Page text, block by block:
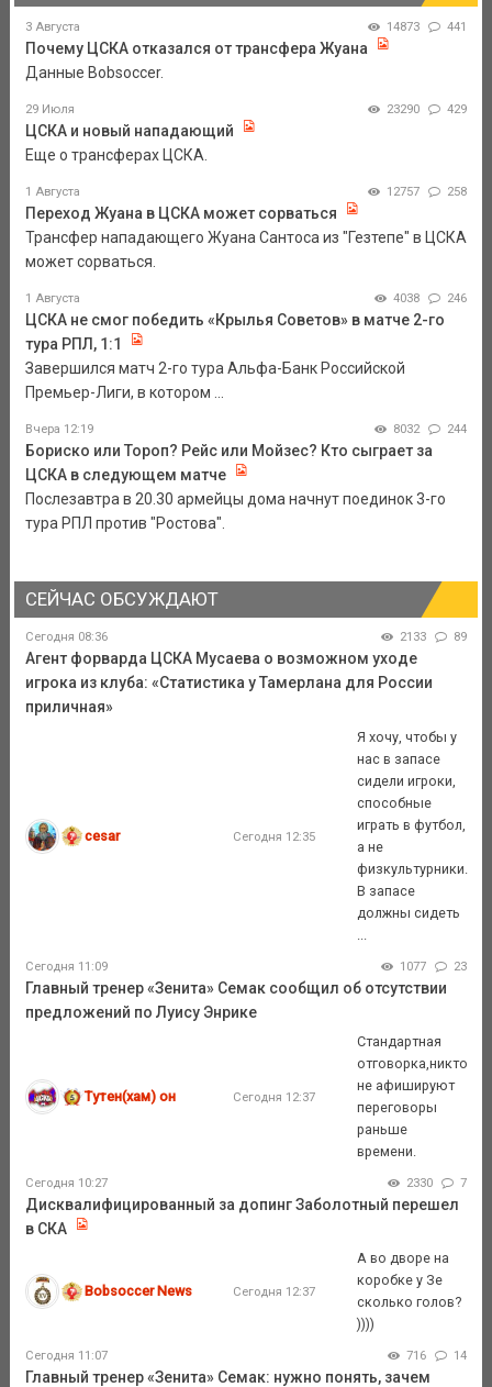
3 Августа 14873 441
Почему ЦСКА отказался от трансфера Жуана
Данные Bobsoccer.
29 Июля 23290 429
ЦСКА и новый нападающий
Еще о трансферах ЦСКА.
1 Августа 12757 258
Переход Жуана в ЦСКА может сорваться
Трансфер нападающего Жуана Сантоса из "Гезтепе" в ЦСКА
может сорваться.
1 Августа 4038 246
ЦСКА не смог победить «Крылья Советов» в матче 2-го
тура РПЛ, 1:1
Завершился матч 2-го тура Альфа-Банк Российской
Премьер-Лиги, в котором ...
Вчера 12:19 8032 244
Бориско или Тороп? Рейс или Мойзес? Кто сыграет за
ЦСКА в следующем матче
Послезавтра в 20.30 армейцы дома начнут поединок 3-го
тура РПЛ против "Ростова".
СЕЙЧАС ОБСУЖДАЮТ
Сегодня 08:36 2133 89
Агент форварда ЦСКА Мусаева о возможном уходе
игрока из клуба: «Статистика у Тамерлана для России
приличная»
cesar Сегодня 12:35
Я хочу, чтобы у
нас в запасе
сидели игроки,
способные
играть в футбол,
а не
физкультурники.
В запасе
должны сидеть
Сегодня 11:09 1077 23
Главный тренер «Зенита» Семак сообщил об отсутствии
предложений по Луису Энрике
Тутен(хам) он Сегодня 12:37
Стандартная
отговорка,никто
не афишируют
переговоры
раньше
времени.
Сегодня 10:27 2330 7
Дисквалифицированный за допинг Заболотный перешел
в СКА
Bobsoccer News Сегодня 12:37
А во дворе на
коробке у Зе
сколько голов?
))))
Сегодня 11:07 716 14
Главный тренер «Зенита» Семак: нужно понять, зачем